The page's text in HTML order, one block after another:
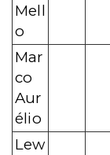
Mell
o
Mar
co
Aur
élio
Lew